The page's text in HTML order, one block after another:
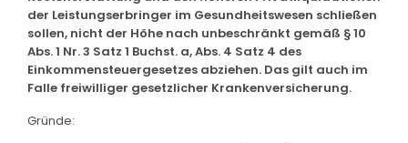
der Leistungserbringer im Gesundheitswesen schließen
sollen, nicht der Höhe nach unbeschränkt gemäß § 10
Abs. 1 Nr. 3 Satz 1 Buchst. a, Abs. 4 Satz 4 des
Einkommensteuergesetzes abziehen. Das gilt auch im
Falle freiwilliger gesetzlicher Krankenversicherung.
Gründe: